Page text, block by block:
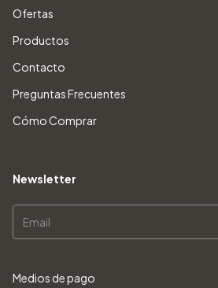
Ofertas
Productos
Contacto
Preguntas Frecuentes
Cómo Comprar
Newsletter
Medios de pago